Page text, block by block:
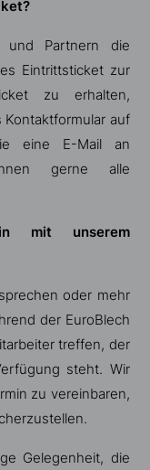
und Partnern die
Eintrittsticket zur
zu erhalten,
auf
eine E-Mail an
gerne alle
mit unserem
oder mehr
der EuroBlech
treffen, der
steht. Wir
zu vereinbaren,
Gelegenheit, die